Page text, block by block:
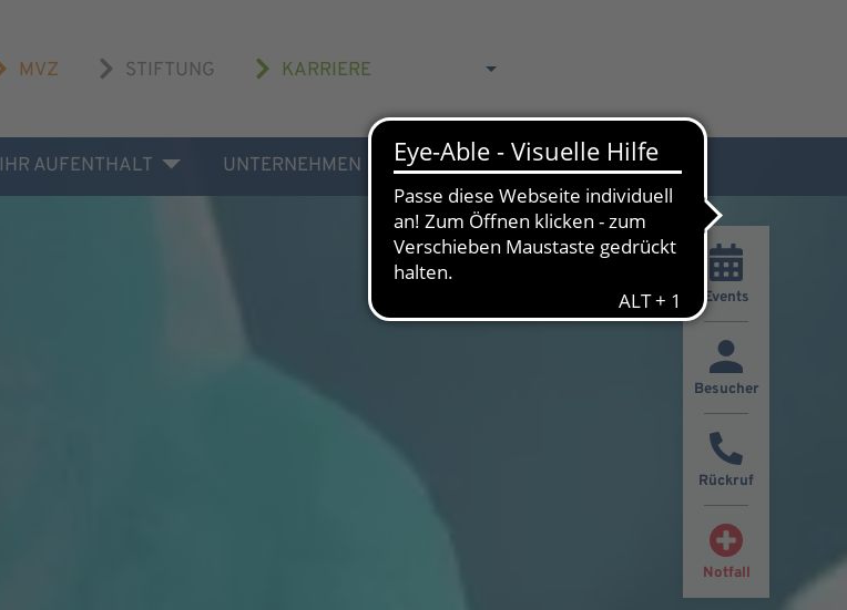
MVZ STIFTUNG KARRIERE
IHR AUFENTHALT UNTERNEHMEN AKTUELLES & KONTAKT
Events
Besucher
Rückruf
Notfall